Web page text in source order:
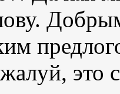
это